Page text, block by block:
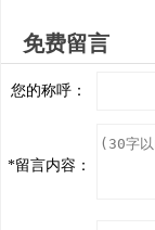
免费留言
您的称呼：
*留言内容：